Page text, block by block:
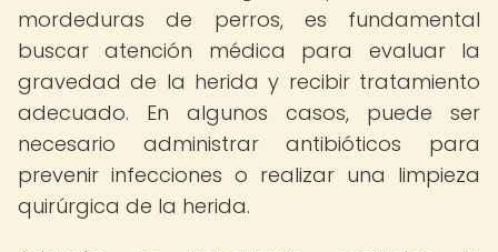
mordeduras de perros, es fundamental
buscar atención médica para evaluar la
gravedad de la herida y recibir tratamiento
adecuado. En algunos casos, puede ser
necesario administrar antibióticos para
prevenir infecciones o realizar una limpieza
quirúrgica de la herida.